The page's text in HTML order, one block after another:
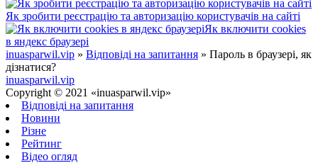
Як зробити реєстрацію та авторизацію користувачів на сайті
Як включити cookies
в яндекс браузері
inuasparwil.vip » Відповіді на запитання » Пароль в браузері, як
дізнатися?
inuasparwil.vip
Copyright © 2021 «inuasparwil.vip»
Відповіді на запитання
Новини
Різне
Рейтинг
Відео огляд